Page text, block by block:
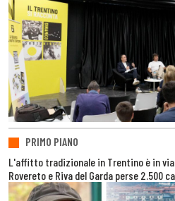
PRIMO PIANO
L'affitto tradizionale in Trentino è in
Rovereto e Riva del Garda perse 2.500